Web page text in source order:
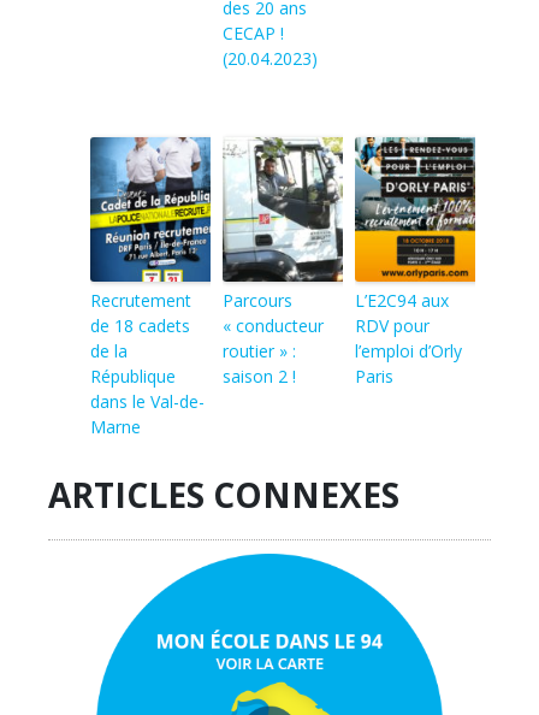
des 20 ans
CECAP !
(20.04.2023)
Recrutement
de 18 cadets
de la
République
dans le Val-de-
Marne
Parcours
« conducteur
routier » :
saison 2 !
L’E2C94 aux
RDV pour
l’emploi d’Orly
Paris
ARTICLES CONNEXES